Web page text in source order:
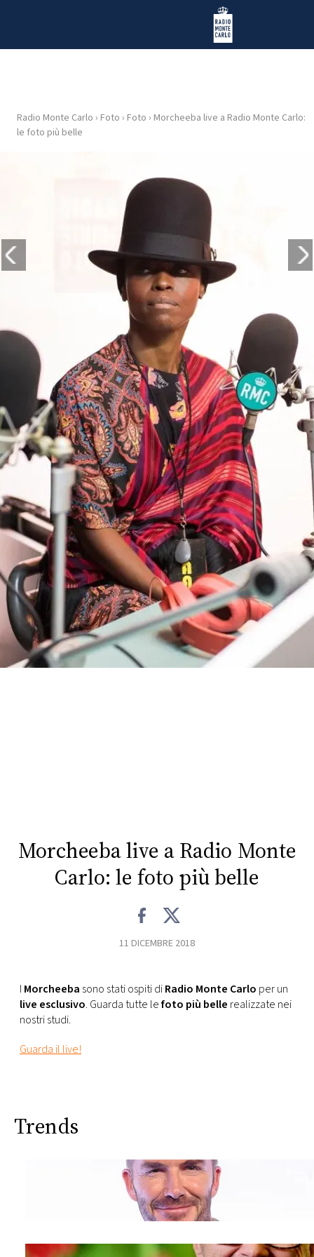
Radio Monte Carlo
HOME
FOTO
CONCORSI
EVENTI
VIDEO
TV
PRINCIPATO
DI
MONACO
RMC
CONSIGLIA
Radio Monte Carlo › Foto › Foto › Morcheeba live a Radio Monte Carlo:
le foto più belle
Morcheeba live a Radio Monte
Carlo: le foto più belle
11 DICEMBRE 2018
I Morcheeba sono stati ospiti diRadio Monte Carlo per un
live esclusivo. Guarda tutte lefoto più belle realizzate nei
nostri studi.
Guarda il live!
Trends